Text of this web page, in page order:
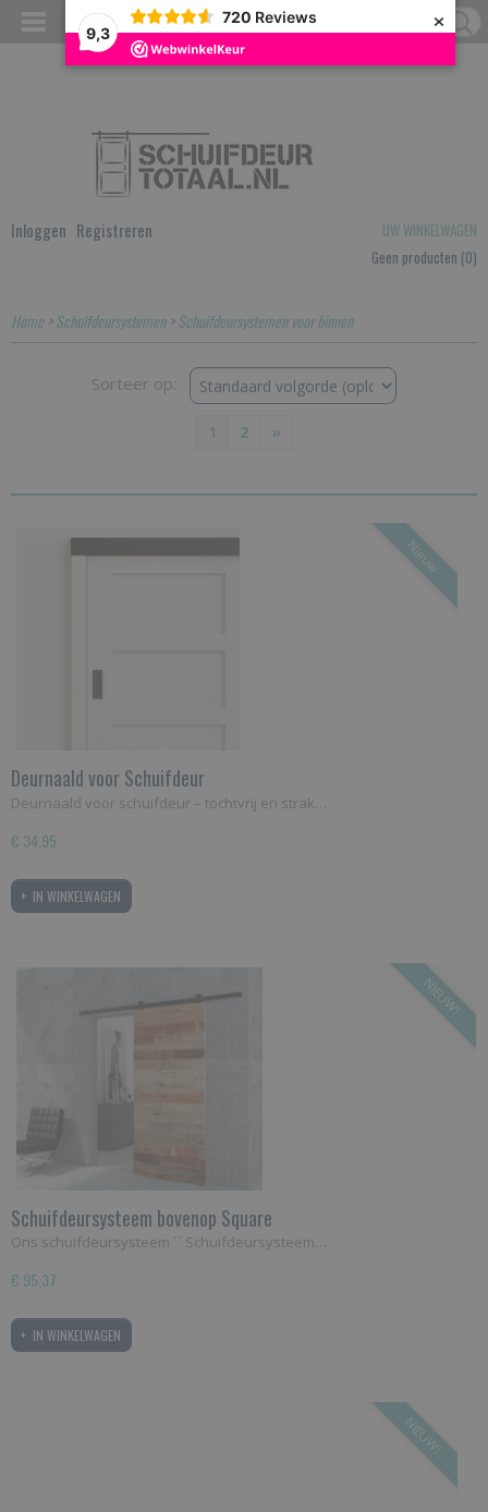
9,3
720 Reviews ×
Inloggen Registreren
UW WINKELWAGEN
Geen producten (0)
Home>Schuifdeursystemen>Schuifdeursystemen voor binnen
Sorteer op:
2 »
Nieuw
Deurnaald voor Schuifdeur
Deurnaald voor schuifdeur – tochtvrij en strak…
€ 34,95
IN WINKELWAGEN
NIEUW!
Schuifdeursysteem bovenop Square
Ons schuifdeursysteem ´´ Schuifdeursysteem…
€ 95,37
IN WINKELWAGEN
NIEUW!